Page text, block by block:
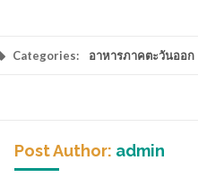
Categories: อาหารภาคตะวันออก
Post Author: admin